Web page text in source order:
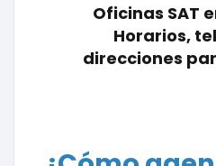
Oficinas SAT
Horarios,
direcciones